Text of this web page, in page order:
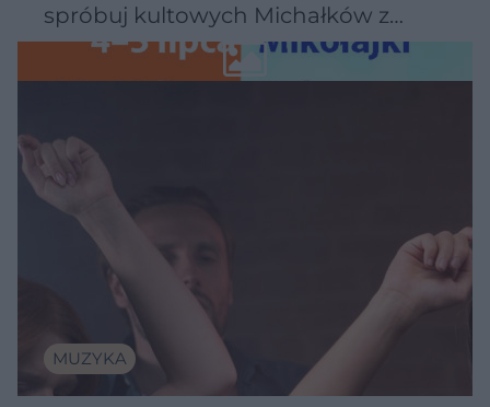
spróbuj kultowych Michałków z
Wawelu
MUZYKA